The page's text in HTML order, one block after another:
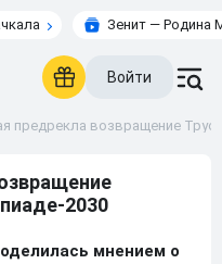
Зенит — Родина
Войти
предрекла возвращение
2030
мнением о